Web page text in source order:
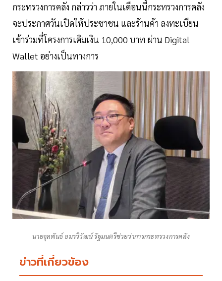
กระทรวงการคลัง กล่าวว่า ภายในเดือนนี้กระทรวงการคลัง
จะประกาศวันเปิดให้ประชาชน และร้านค้า ลงทะเบียน
เข้าร่วมที่โครงการเติมเงิน 10,000 บาท ผ่าน Digital
Wallet อย่างเป็นทางการ
นายจุลพันธ์ อมรวิวัฒน์ รัฐมนตรีช่วยว่าการกระทรวงการคลัง
ข่าวที่เกี่ยวข้อง